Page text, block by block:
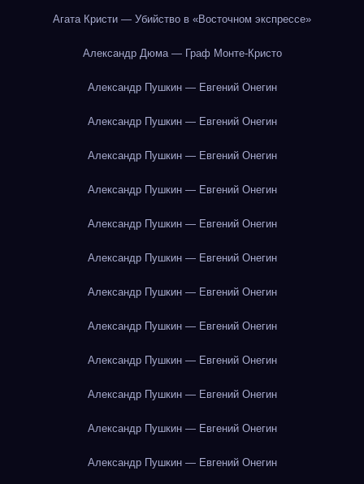
Агата Кристи — Убийство в «Восточном экспрессе»
Александр Дюма — Граф Монте-Кристо
Александр Пушкин — Евгений Онегин
Александр Пушкин — Евгений Онегин
Александр Пушкин — Евгений Онегин
Александр Пушкин — Евгений Онегин
Александр Пушкин — Евгений Онегин
Александр Пушкин — Евгений Онегин
Александр Пушкин — Евгений Онегин
Александр Пушкин — Евгений Онегин
Александр Пушкин — Евгений Онегин
Александр Пушкин — Евгений Онегин
Александр Пушкин — Евгений Онегин
Александр Пушкин — Евгений Онегин